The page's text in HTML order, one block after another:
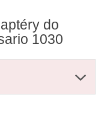
do
1030